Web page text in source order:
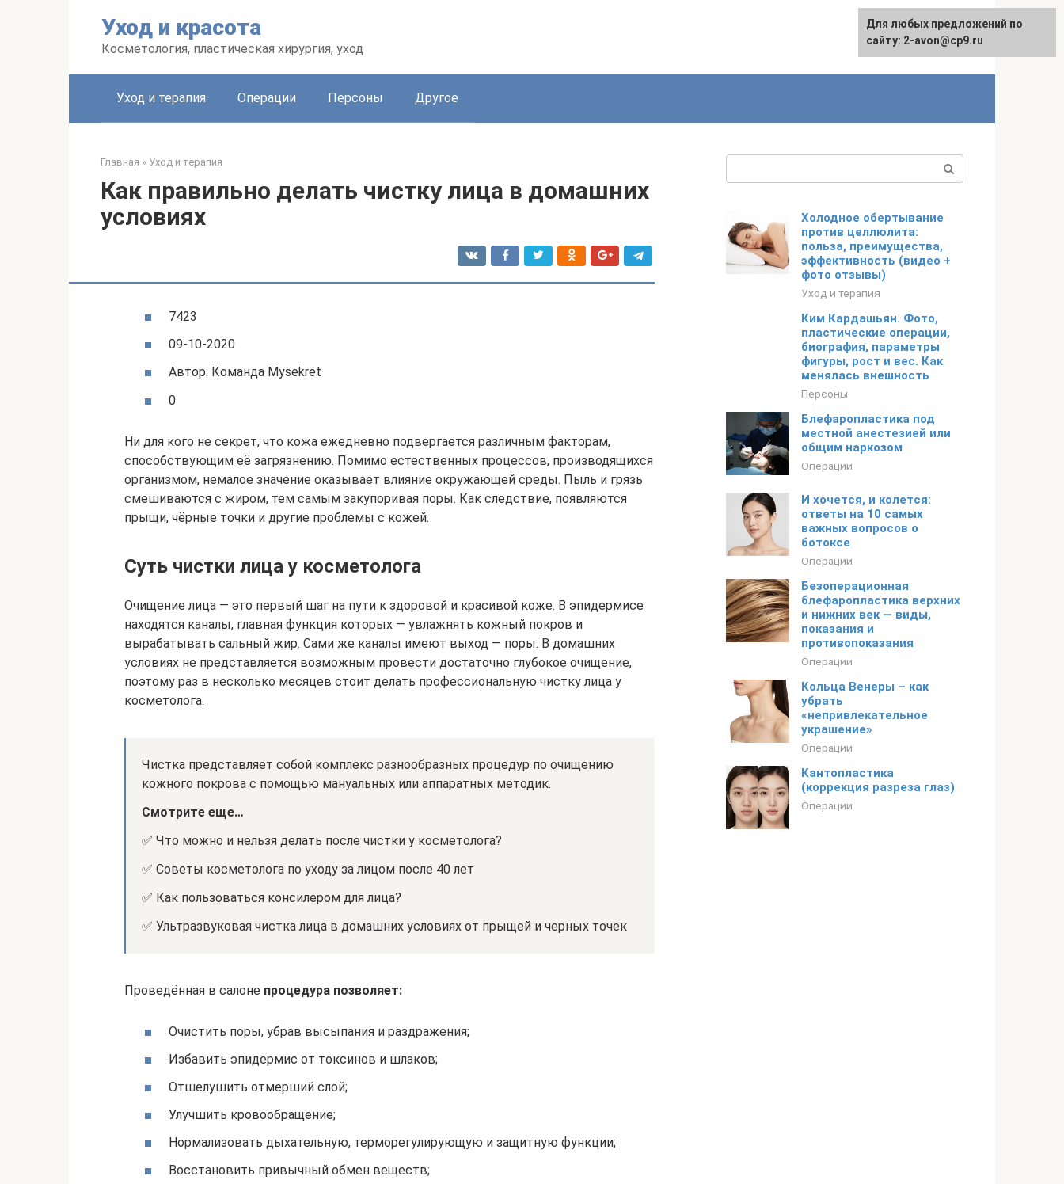
Уход и красота
Косметология, пластическая хирургия, уход
Уход и терапия Операции Персоны Другое
Главная » Уход и терапия
Как правильно делать чистку лица в домашних
условиях
7423
09-10-2020
Автор: Команда Mysekret
0
Ни для кого не секрет, что кожа ежедневно подвергается различным факторам,
способствующим её загрязнению. Помимо естественных процессов, производящихся
организмом, немалое значение оказывает влияние окружающей среды. Пыль и грязь
смешиваются с жиром, тем самым закупоривая поры. Как следствие, появляются
прыщи, чёрные точки и другие проблемы с кожей.
Суть чистки лица у косметолога
Очищение лица — это первый шаг на пути к здоровой и красивой коже. В эпидермисе
находятся каналы, главная функция которых — увлажнять кожный покров и
вырабатывать сальный жир. Сами же каналы имеют выход — поры. В домашних
условиях не представляется возможным провести достаточно глубокое очищение,
поэтому раз в несколько месяцев стоит делать профессиональную чистку лица у
косметолога.
Чистка представляет собой комплекс разнообразных процедур по очищению
кожного покрова с помощью мануальных или аппаратных методик.
Смотрите еще…
✅ Что можно и нельзя делать после чистки у косметолога?
✅ Советы косметолога по уходу за лицом после 40 лет
✅ Как пользоваться консилером для лица?
✅ Ультразвуковая чистка лица в домашних условиях от прыщей и черных точек
Проведённая в салоне процедура позволяет:
Очистить поры, убрав высыпания и раздражения;
Избавить эпидермис от токсинов и шлаков;
Отшелушить отмерший слой;
Улучшить кровообращение;
Нормализовать дыхательную, терморегулирующую и защитную функции;
Восстановить привычный обмен веществ;
Холодное обертывание
против целлюлита:
польза, преимущества,
эффективность (видео +
фото отзывы)
Уход и терапия
Ким Кардашьян. Фото,
пластические операции,
биография, параметры
фигуры, рост и вес. Как
менялась внешность
Персоны
Блефаропластика под
местной анестезией или
общим наркозом
Операции
И хочется, и колется:
ответы на 10 самых
важных вопросов о
ботоксе
Операции
Безоперационная
блефаропластика верхних
и нижних век — виды,
показания и
противопоказания
Операции
Кольца Венеры – как
убрать
«непривлекательное
украшение»
Операции
Кантопластика
(коррекция разреза глаз)
Операции
Для любых предложений по
сайту: 2-avon@cp9.ru